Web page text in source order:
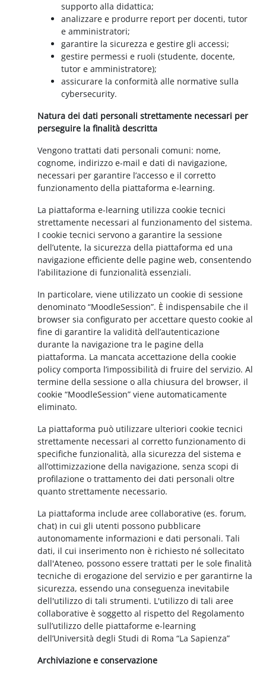
supporto alla didattica;
analizzare e produrre report per docenti, tutor
e amministratori;
garantire la sicurezza e gestire gli accessi;
gestire permessi e ruoli (studente, docente,
tutor e amministratore);
assicurare la conformità alle normative sulla
cybersecurity.
Natura dei dati personali strettamente necessari per
perseguire la finalità descritta
Vengono trattati dati personali comuni: nome,
cognome, indirizzo e-mail e dati di navigazione,
necessari per garantire l’accesso e il corretto
funzionamento della piattaforma e-learning.
La piattaforma e-learning utilizza cookie tecnici
strettamente necessari al funzionamento del sistema.
I cookie tecnici servono a garantire la sessione
dell’utente, la sicurezza della piattaforma ed una
navigazione efficiente delle pagine web, consentendo
l’abilitazione di funzionalità essenziali.
In particolare, viene utilizzato un cookie di sessione
denominato “MoodleSession”. È indispensabile che il
browser sia configurato per accettare questo cookie al
fine di garantire la validità dell’autenticazione
durante la navigazione tra le pagine della
piattaforma. La mancata accettazione della cookie
policy comporta l’impossibilità di fruire del servizio. Al
termine della sessione o alla chiusura del browser, il
cookie “MoodleSession” viene automaticamente
eliminato.
La piattaforma può utilizzare ulteriori cookie tecnici
strettamente necessari al corretto funzionamento di
specifiche funzionalità, alla sicurezza del sistema e
all’ottimizzazione della navigazione, senza scopi di
profilazione o trattamento dei dati personali oltre
quanto strettamente necessario.
La piattaforma include aree collaborative (es. forum,
chat) in cui gli utenti possono pubblicare
autonomamente informazioni e dati personali. Tali
dati, il cui inserimento non è richiesto né sollecitato
dall'Ateneo, possono essere trattati per le sole finalità
tecniche di erogazione del servizio e per garantirne la
sicurezza, essendo una conseguenza inevitabile
dell'utilizzo di tali strumenti. L'utilizzo di tali aree
collaborative è soggetto al rispetto del Regolamento
sull’utilizzo delle piattaforme e-learning
dell’Università degli Studi di Roma “La Sapienza”
Archiviazione e conservazione